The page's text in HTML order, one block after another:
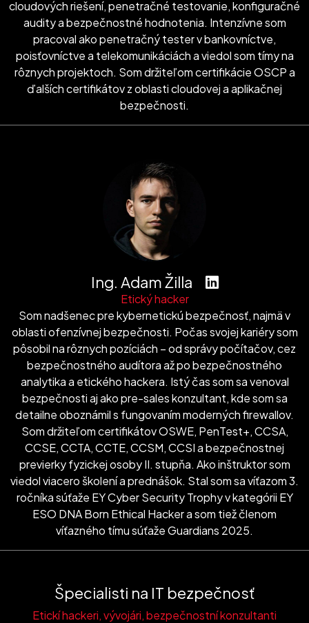
cloudových riešení, penetračné testovanie, konfiguračné
audity a bezpečnostné hodnotenia. Intenzívne som
pracoval ako penetračný tester v bankovníctve,
poisťovníctve a telekomunikáciách a viedol som tímy na
rôznych projektoch. Som držiteľom certifikácie OSCP a
ďalších certifikátov z oblasti cloudovej a aplikačnej
bezpečnosti.
Ing. Adam Žilla
Etický hacker
Som nadšenec pre kybernetickú bezpečnosť, najmä v
oblasti ofenzívnej bezpečnosti. Počas svojej kariéry som
pôsobil na rôznych pozíciách – od správy počítačov, cez
bezpečnostného audítora až po bezpečnostného
analytika a etického hackera. Istý čas som sa venoval
bezpečnosti aj ako pre-sales konzultant, kde som sa
detailne oboznámil s fungovaním moderných firewallov.
Som držiteľom certifikátov OSWE, PenTest+, CCSA,
CCSE, CCTA, CCTE, CCSM, CCSI a bezpečnostnej
previerky fyzickej osoby II. stupňa. Ako inštruktor som
viedol viacero školení a prednášok. Stal som sa víťazom 3.
ročníka súťaže EY Cyber Security Trophy v kategórii EY
ESO DNA Born Ethical Hacker a som tiež členom
víťazného tímu súťaže Guardians 2025.
Špecialisti na IT bezpečnosť
Etickí hackeri, vývojári, bezpečnostní konzultanti